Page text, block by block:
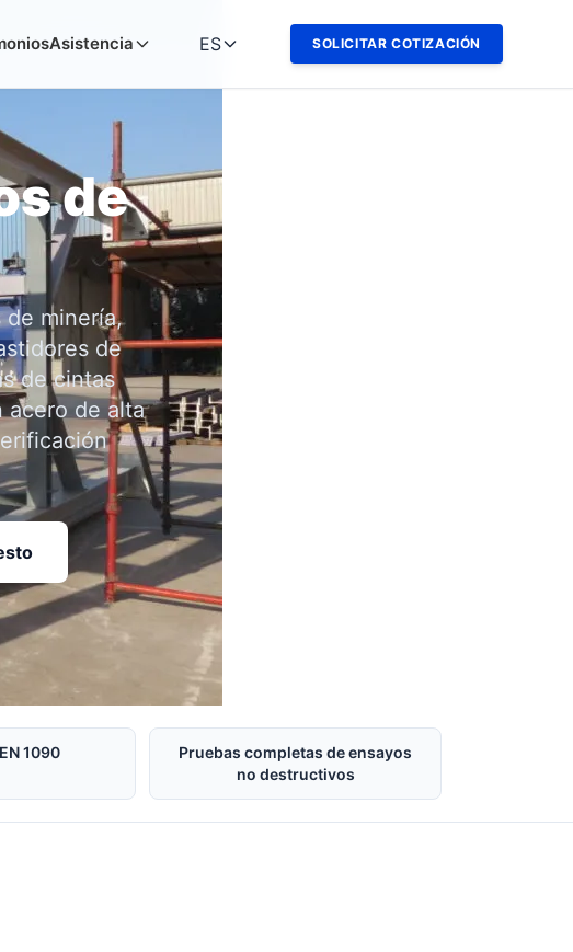
Asistencia ES SOLICITAR COTIZACIÓN
de
de minería,
de
de cintas
acero de alta
1090
Pruebas completas de ensayos
no destructivos